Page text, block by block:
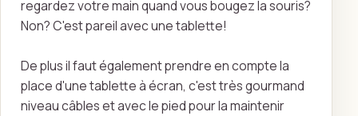
regardez votre main quand vous bougez la souris?
Non? C'est pareil avec une tablette!
De plus il faut également prendre en compte la
place d'une tablette à écran, c'est très gourmand
niveau câbles et avec le pied pour la maintenir